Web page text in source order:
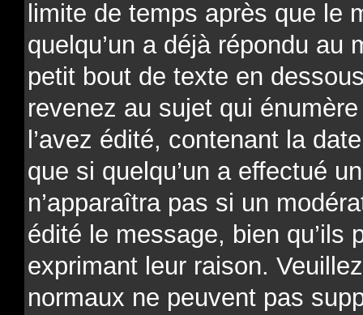
limite de temps après que le
quelqu’un a déjà répondu au
petit bout de texte en
revenez au sujet qui
l’avez édité, contenant la
que si quelqu’un a effectué
n’apparaîtra pas si un
édité le message, bien qu’ils
exprimant leur raison.
normaux ne peuvent pas